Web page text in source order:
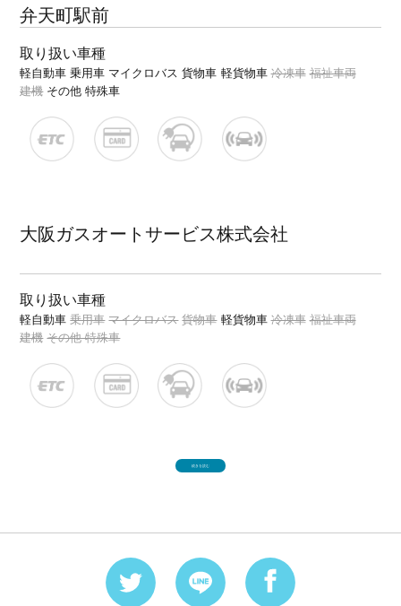
弁天町駅前
取り扱い車種
軽自動車 乗用車 マイクロバス 貨物車 軽貨物車 冷凍車 福祉車両
建機 その他 特殊車
大阪ガスオートサービス株式会社
取り扱い車種
軽自動車 乗用車 マイクロバス 貨物車 軽貨物車 冷凍車 福祉車両
建機 その他 特殊車
続きを読む